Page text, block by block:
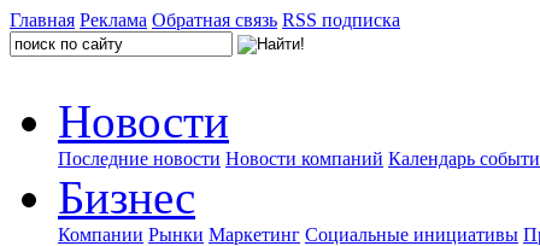
Главная Реклама Обратная связь RSS подписка
Новости
Последние новости Новости компаний Календарь
Бизнес
Компании Рынки Маркетинг Социальные инициативы